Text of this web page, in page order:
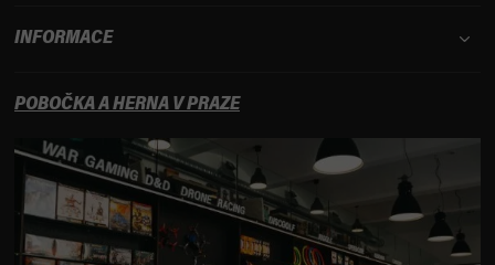
INFORMACE
POBOČKA A HERNA V PRAZE